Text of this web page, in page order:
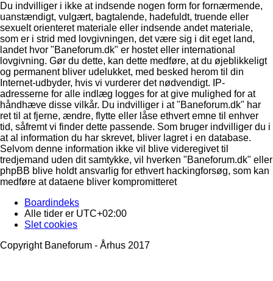
Du indvilliger i ikke at indsende nogen form for fornærmende,
uanstændigt, vulgært, bagtalende, hadefuldt, truende eller
sexuelt orienteret materiale eller indsende andet materiale,
som er i strid med lovgivningen, det være sig i dit eget land,
landet hvor "Baneforum.dk" er hostet eller international
lovgivning. Gør du dette, kan dette medføre, at du øjeblikkeligt
og permanent bliver udelukket, med besked herom til din
Internet-udbyder, hvis vi vurderer det nødvendigt. IP-
adresserne for alle indlæg logges for at give mulighed for at
håndhæve disse vilkår. Du indvilliger i at "Baneforum.dk" har
ret til at fjerne, ændre, flytte eller låse ethvert emne til enhver
tid, såfremt vi finder dette passende. Som bruger indvilliger du i
at al information du har skrevet, bliver lagret i en database.
Selvom denne information ikke vil blive videregivet til
tredjemand uden dit samtykke, vil hverken "Baneforum.dk" eller
phpBB blive holdt ansvarlig for ethvert hackingforsøg, som kan
medføre at dataene bliver kompromitteret
Boardindeks
Alle tider er UTC+02:00
Slet cookies
Copyright Baneforum - Århus 2017